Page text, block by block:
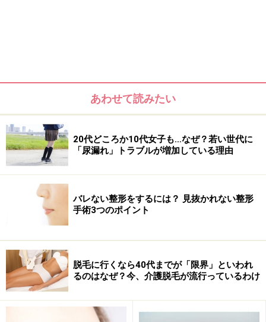
/3
あわせて読みたい
20代どころか10代女子も…なぜ？若い世代に
「尿漏れ」トラブルが増加している理由
バレない整形をするには？ 見抜かれない整形
手術3つのポイント
脱毛に行くなら40代までが「限界」といわれ
るのはなぜ？今、介護脱毛が流行っているわけ